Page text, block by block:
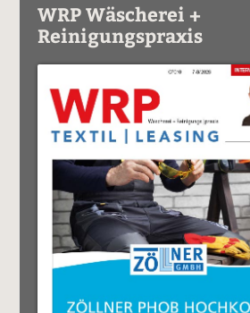
WRP Wäscherei +
Reinigungspraxis